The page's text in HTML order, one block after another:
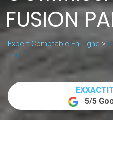
FUSION
Expert Comptable En Ligne >
75011
5/5